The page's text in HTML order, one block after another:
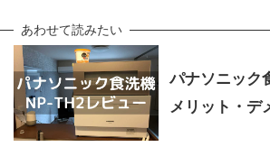
パナソニック
メリット・デ